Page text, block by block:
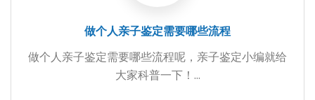
做个人亲子鉴定需要哪些流程
做个人亲子鉴定需要哪些流程呢，亲子鉴定小编就给
大家科普一下！...